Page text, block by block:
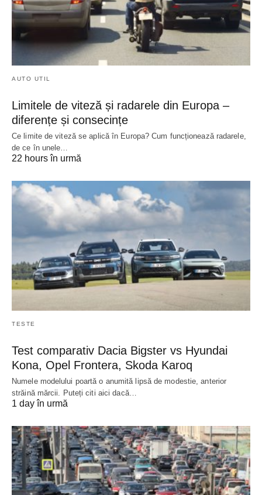
AUTO UTIL
Limitele de viteză și radarele din Europa –
diferențe și consecințe
Ce limite de viteză se aplică în Europa? Cum funcționează radarele,
de ce în unele…
22 hours în urmă
TESTE
Test comparativ Dacia Bigster vs Hyundai
Kona, Opel Frontera, Skoda Karoq
Numele modelului poartă o anumită lipsă de modestie, anterior
străină mărcii. Puteți citi aici dacă…
1 day în urmă